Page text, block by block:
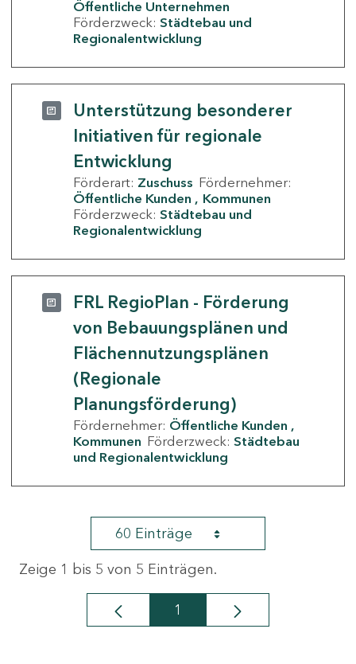
Öffentliche Unternehmen
Förderzweck: Städtebau und
Regionalentwicklung
Unterstützung besonderer
Initiativen für regionale
Entwicklung
Förderart: Zuschuss Fördernehmer:
Öffentliche Kunden
Kommunen
Förderzweck: Städtebau und
Regionalentwicklung
FRL RegioPlan - Förderung
von Bebauungsplänen und
Flächennutzungsplänen
(Regionale
Planungsförderung)
Fördernehmer: Öffentliche Kunden
Kommunen Förderzweck: Städtebau
und Regionalentwicklung
60 Einträge
Zeige 1 bis 5 von 5 Einträgen.
Seite
1